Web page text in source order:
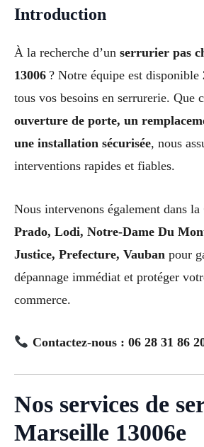
Introduction
À la recherche d’un serrurier pas
13006 ? Notre équipe est disponible
tous vos besoins en serrurerie. Que
ouverture de porte, un
une installation sécurisée, nous
interventions rapides et fiables.
Nous intervenons également dans la
Prado, Lodi, Notre-Dame Du
Justice, Prefecture, Vauban pour
dépannage immédiat et protéger
commerce.
Contactez-nous : 06 28 31 86
Nos services de
Marseille 13006e